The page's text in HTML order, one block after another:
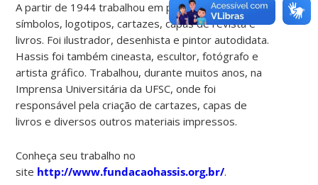
A partir de 1944 trabalhou em publicidade,
símbolos, logotipos, cartazes, capas de revista e
livros. Foi ilustrador, desenhista e pintor autodidata.
Hassis foi também cineasta, escultor, fotógrafo e
artista gráfico. Trabalhou, durante muitos anos, na
Imprensa Universitária da UFSC, onde foi
responsável pela criação de cartazes, capas de
livros e diversos outros materiais impressos.
Conheça seu trabalho no
site http://www.fundacaohassis.org.br/.